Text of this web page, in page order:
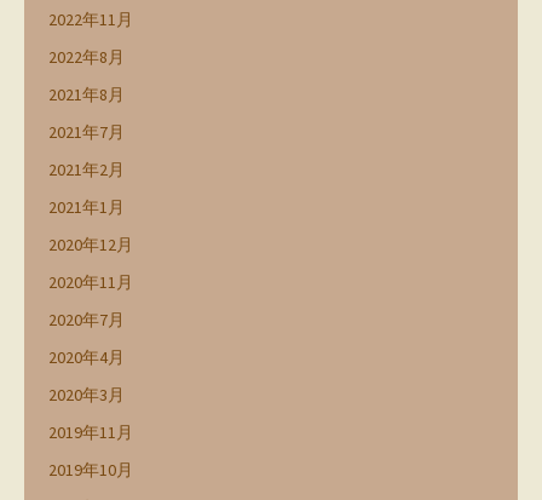
2022年11月
2022年8月
2021年8月
2021年7月
2021年2月
2021年1月
2020年12月
2020年11月
2020年7月
2020年4月
2020年3月
2019年11月
2019年10月